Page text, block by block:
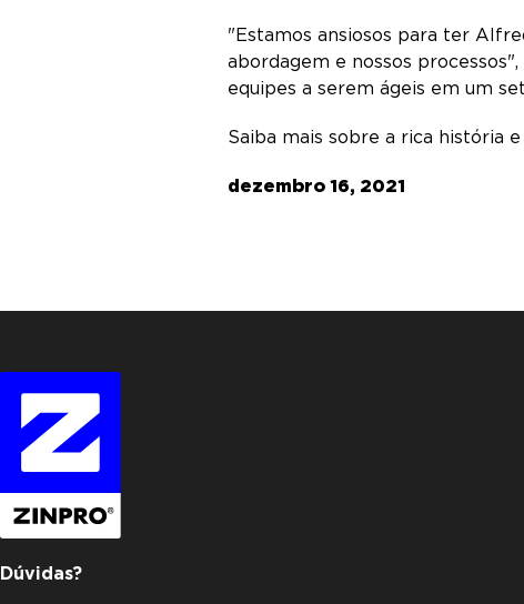
"Estamos ansiosos para ter
abordagem e nossos
equipes a serem ágeis em um
Saiba mais sobre a rica história
dezembro 16, 2021
Dúvidas?